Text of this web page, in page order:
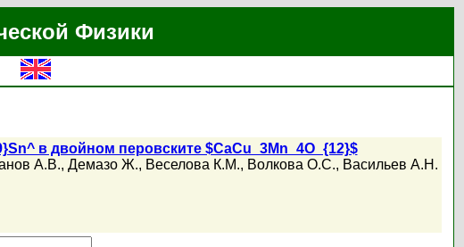
Физики
в двойном перовските $CaCu_3Mn_4O_{12}$
А.В., Демазо Ж., Веселова К.М., Волкова О.С., Васильев А.Н.